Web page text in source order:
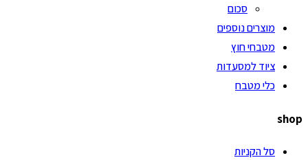
סכום
מוצרים נוספים
מטבחי חוץ
ציוד למסעדות
כלי מטבח
shop
סל הקניות